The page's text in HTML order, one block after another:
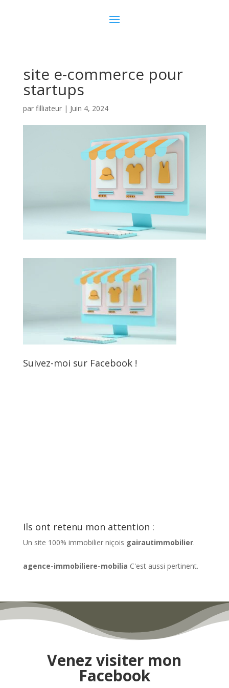
site e-commerce pour
startups
par filliateur| Juin 4, 2024
Suivez-moi sur Facebook !
Ils ont retenu mon attention :
Un site 100% immobilier niçois gairautimmobilier.
agence-immobiliere-mobilia C'est aussi pertinent.
Venez visiter mon
Facebook